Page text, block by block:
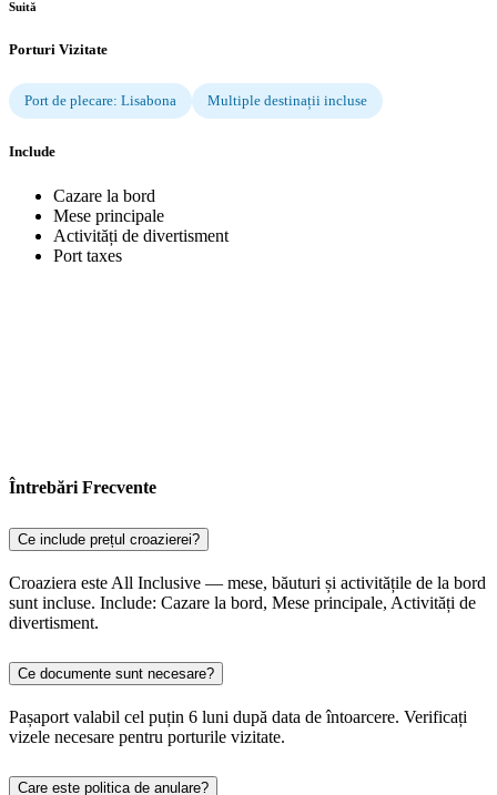
Suită
Porturi Vizitate
Port de plecare: Lisabona Multiple destinații incluse
Include
Cazare la bord
Mese principale
Activități de divertisment
Port taxes
Întrebări Frecvente
Ce include prețul croazierei?
Croaziera este All Inclusive — mese, băuturi și activitățile de la bord
sunt incluse. Include: Cazare la bord, Mese principale, Activități de
divertisment.
Ce documente sunt necesare?
Pașaport valabil cel puțin 6 luni după data de întoarcere. Verificați
vizele necesare pentru porturile vizitate.
Care este politica de anulare?